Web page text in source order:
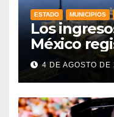
ESTADO MUNICIPIOS
Los
México
drástica en
4 DE AGOSTO DE